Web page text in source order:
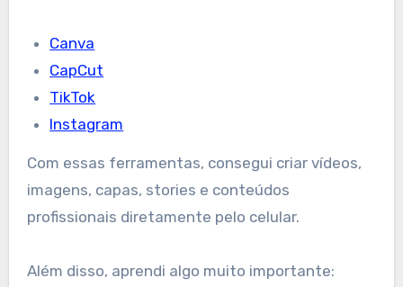
Canva
CapCut
TikTok
Instagram
Com essas ferramentas, consegui criar vídeos,
imagens, capas, stories e conteúdos
profissionais diretamente pelo celular.
Além disso, aprendi algo muito importante: